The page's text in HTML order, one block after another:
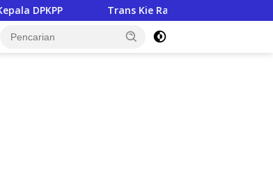
Trans Kie Raha Jadi Salah Satu Program